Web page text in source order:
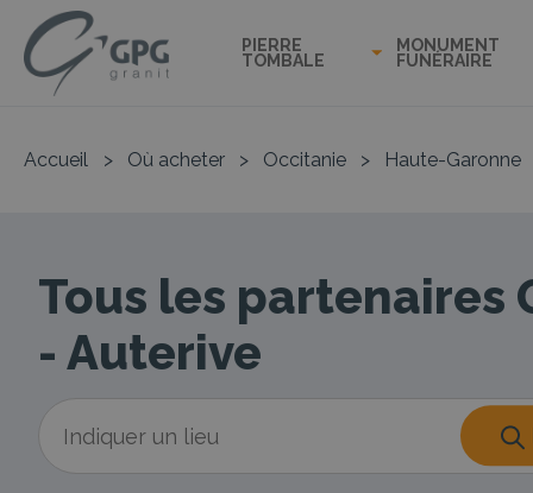
PIERRE
TOMBALE
MONUMENT
FUNÉRAIRE
Accueil > Où acheter > Occitanie > Haute-Garonne
Tous les partenaires
- Auterive